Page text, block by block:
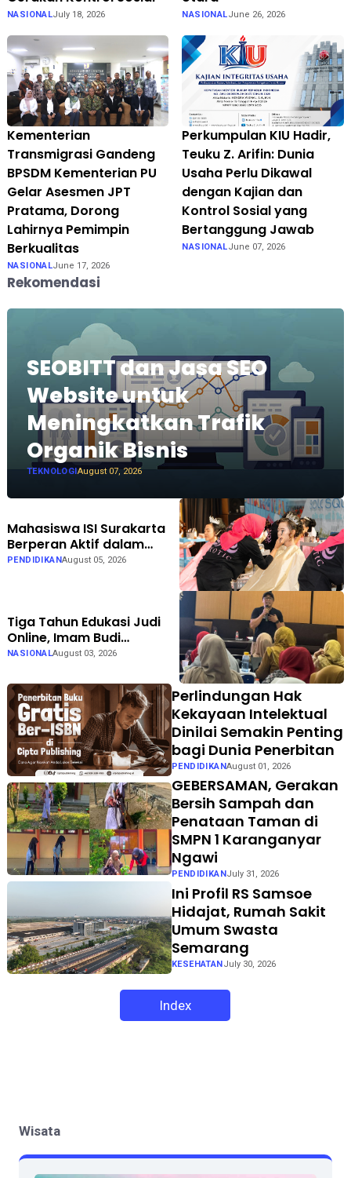
NASIONALJuly 18, 2026 NASIONALJune 26, 2026
Kementerian
Transmigrasi Gandeng
BPSDM Kementerian PU
Gelar Asesmen JPT
Pratama, Dorong
Lahirnya Pemimpin
Berkualitas
NASIONALJune 17, 2026
Perkumpulan KIU Hadir,
Teuku Z. Arifin: Dunia
Usaha Perlu Dikawal
dengan Kajian dan
Kontrol Sosial yang
Bertanggung Jawab
NASIONALJune 07, 2026
Rekomendasi
SEOBITT dan Jasa SEO
Website untuk
Meningkatkan Trafik
Organik Bisnis
TEKNOLOGIAugust 07, 2026
Mahasiswa ISI Surakarta
Berperan Aktif dalam
Persiapan hingga
PENDIDIKANAugust 05, 2026
Tiga Tahun Edukasi Judi
Online, Imam Budi
Hadirkan Brain Recovery
NASIONALAugust 03, 2026
Perlindungan Hak
Kekayaan Intelektual
Dinilai Semakin Penting
bagi Dunia Penerbitan
PENDIDIKANAugust 01, 2026
GEBERSAMAN, Gerakan
Bersih Sampah dan
Penataan Taman di
SMPN 1 Karanganyar
Ngawi
PENDIDIKAN July 31, 2026
Ini Profil RS Samsoe
Hidajat, Rumah Sakit
Umum Swasta
Semarang
KESEHATANJuly 30, 2026
Index
Wisata